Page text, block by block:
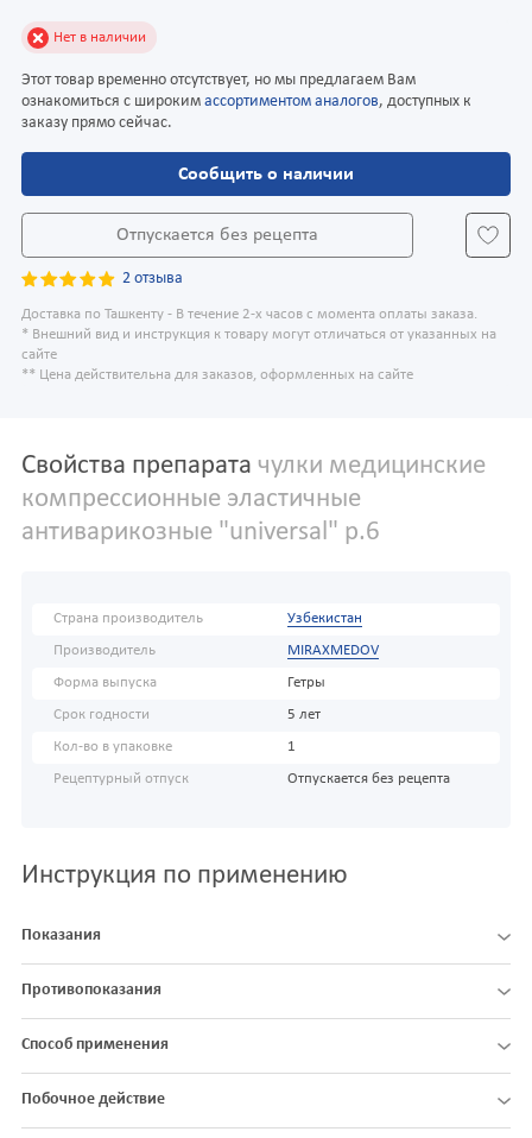
Нет в наличии
Этот товар временно отсутствует, но мы предлагаем Вам
ознакомиться с широким ассортиментом аналогов, доступных к
заказу прямо сейчас.
Сообщить о наличии
Отпускается без рецепта
2 отзыва
Доставка по Ташкенту - В течение 2-х часов с момента оплаты заказа.
* Внешний вид и инструкция к товару могут отличаться от указанных на
сайте
** Цена действительна для заказов, оформленных на сайте
Свойства препарата чулки медицинские
компрессионные эластичные
антиварикозные "universal" р.6
Страна производитель Узбекистан
Производитель MIRAXMEDOV
Форма выпуска Гетры
Срок годности 5 лет
Кол-во в упаковке 1
Рецептурный отпуск Отпускается без рецепта
Инструкция по применению
Показания
Противопоказания
Способ применения
Побочное действие